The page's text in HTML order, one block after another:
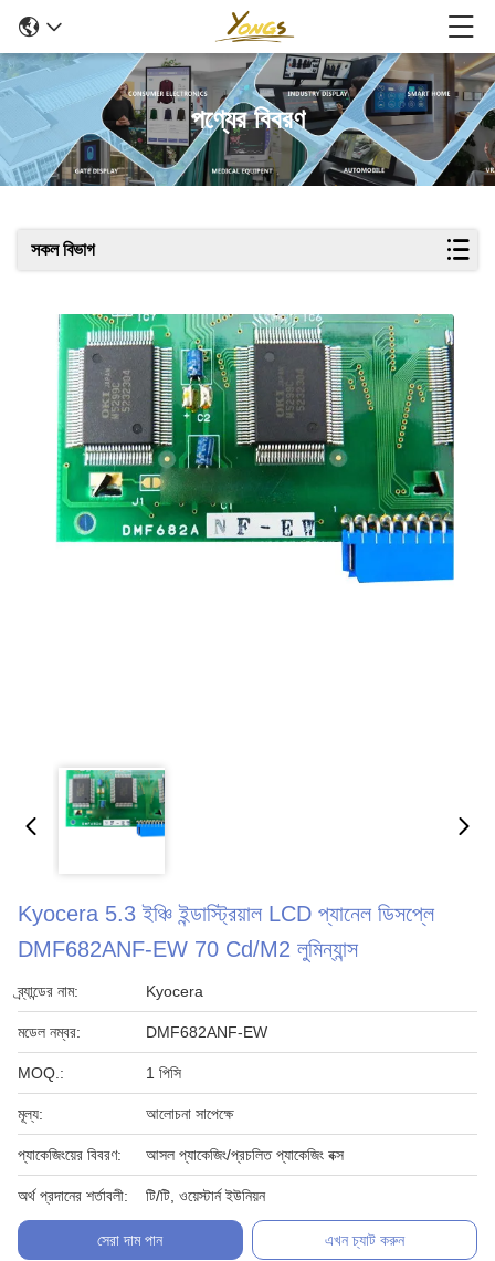
পণ্যের বিবরণ
সকল বিভাগ
Kyocera 5.3 ইঞ্চি ইন্ডাস্ট্রিয়াল LCD প্যানেল ডিসপ্লে
DMF682ANF-EW 70 Cd/M2 লুমিন্যান্স
ব্র্যান্ডের নাম: Kyocera
মডেল নম্বর: DMF682ANF-EW
MOQ.: 1 পিসি
মূল্য: আলোচনা সাপেক্ষে
প্যাকেজিংয়ের বিবরণ: আসল প্যাকেজিং/প্রচলিত প্যাকেজিং বক্স
অর্থ প্রদানের শর্তাবলী: টি/টি, ওয়েস্টার্ন ইউনিয়ন
সেরা দাম পান এখন চ্যাট করুন